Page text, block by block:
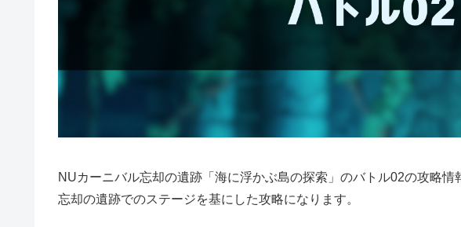
NUカーニバル忘却の遺跡「海に浮かぶ島の探索」のバトル02の攻略情
忘却の遺跡でのステージを基にした攻略になります。